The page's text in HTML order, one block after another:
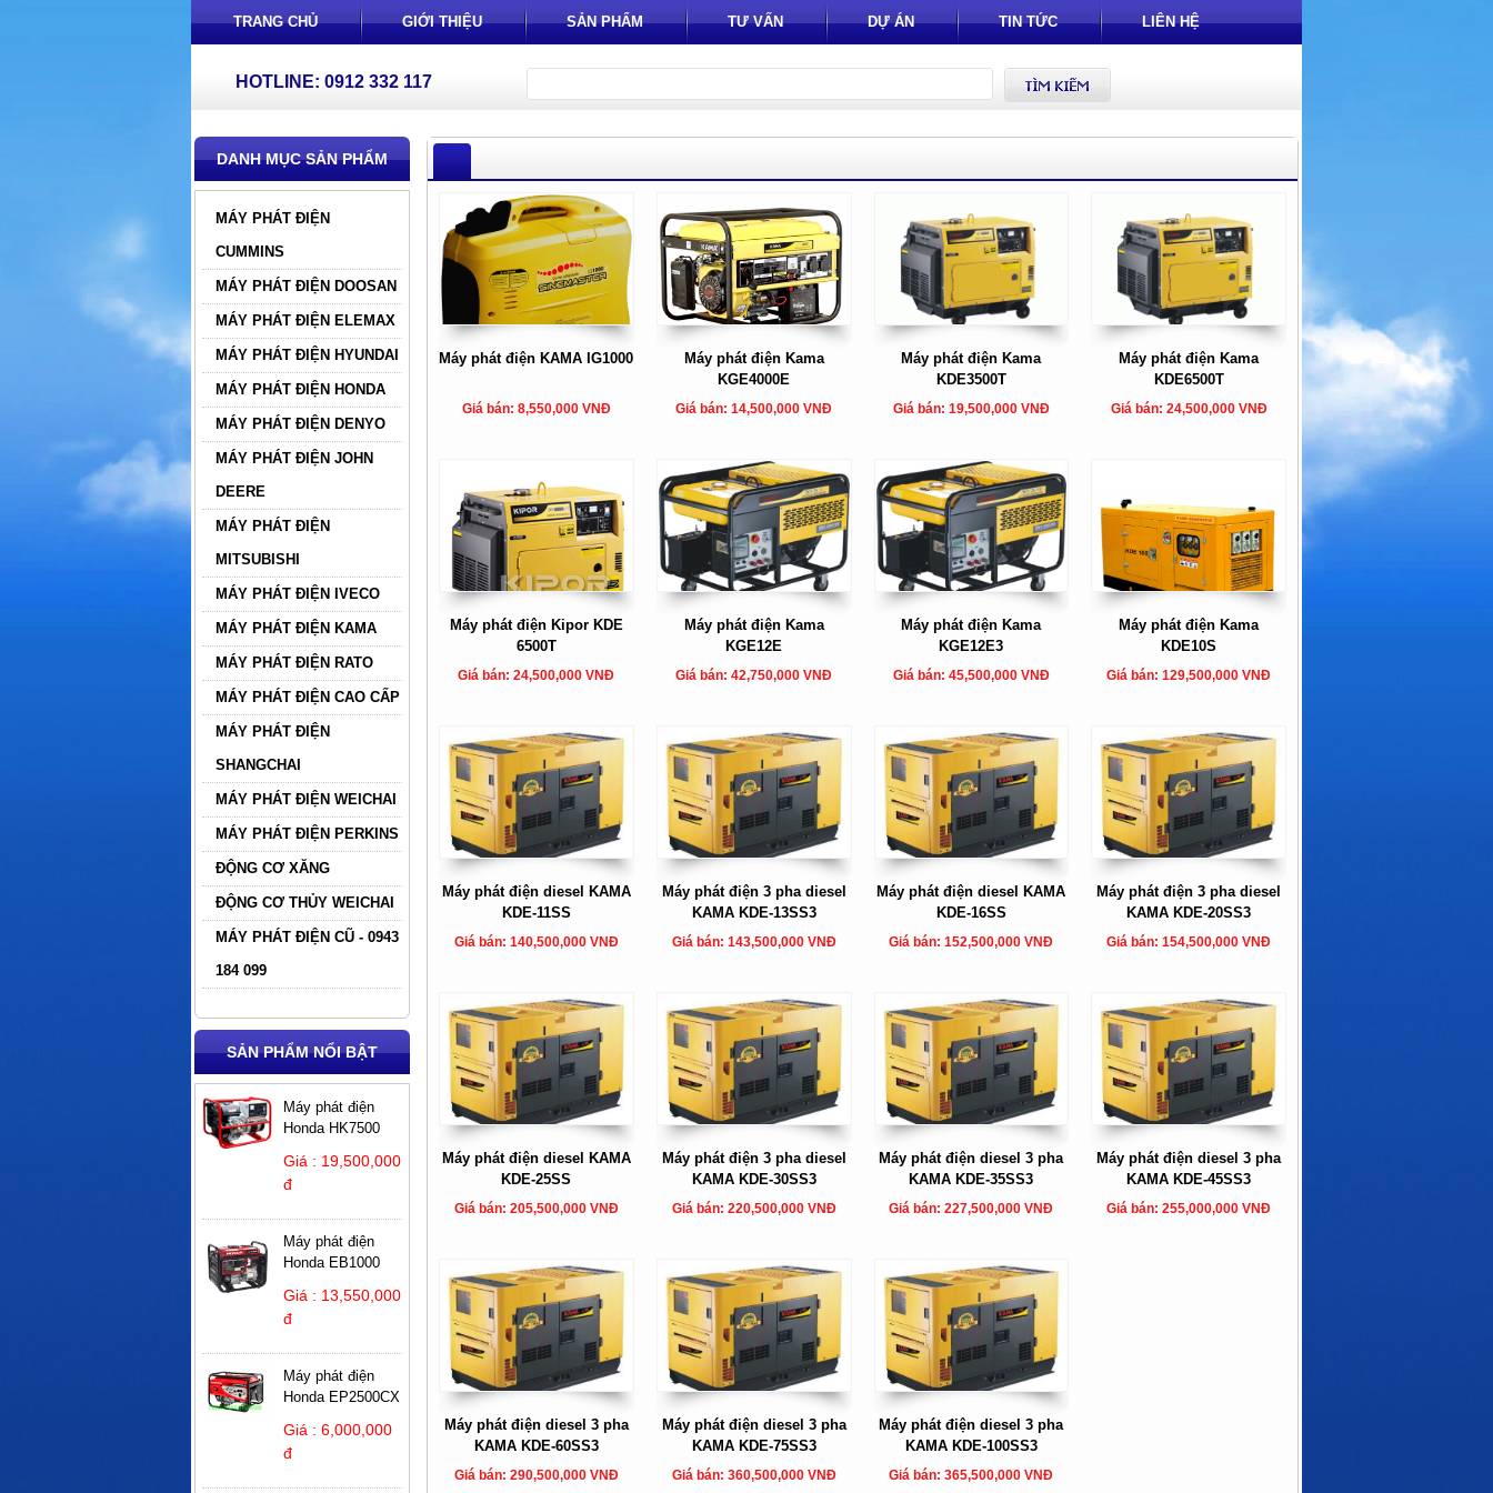
TRANG CHỦ GIỚI THIỆU SẢN PHẨM TƯ VẤN DỰ ÁN TIN TỨC LIÊN HỆ
HOTLINE: 0912 332 117
Máy phát điện KAMA IG1000
Giá bán: 8,550,000 VNĐ
Máy phát điện Kama
KGE4000E
Giá bán: 14,500,000 VNĐ
Máy phát điện Kama
KDE3500T
Giá bán: 19,500,000 VNĐ
Máy phát điện Kama
KDE6500T
Giá bán: 24,500,000 VNĐ
Máy phát điện Kipor KDE
6500T
Giá bán: 24,500,000 VNĐ
Máy phát điện Kama
KGE12E
Giá bán: 42,750,000 VNĐ
Máy phát điện Kama
KGE12E3
Giá bán: 45,500,000 VNĐ
Máy phát điện Kama
KDE10S
Giá bán: 129,500,000 VNĐ
Máy phát điện diesel KAMA
KDE-11SS
Giá bán: 140,500,000 VNĐ
Máy phát điện 3 pha diesel
KAMA KDE-13SS3
Giá bán: 143,500,000 VNĐ
Máy phát điện diesel KAMA
KDE-16SS
Giá bán: 152,500,000 VNĐ
Máy phát điện 3 pha diesel
KAMA KDE-20SS3
Giá bán: 154,500,000 VNĐ
Máy phát điện diesel KAMA
KDE-25SS
Giá bán: 205,500,000 VNĐ
Máy phát điện 3 pha diesel
KAMA KDE-30SS3
Giá bán: 220,500,000 VNĐ
Máy phát điện diesel 3 pha
KAMA KDE-35SS3
Giá bán: 227,500,000 VNĐ
Máy phát điện diesel 3 pha
KAMA KDE-45SS3
Giá bán: 255,000,000 VNĐ
Máy phát điện diesel 3 pha
KAMA KDE-60SS3
Giá bán: 290,500,000 VNĐ
Máy phát điện diesel 3 pha
KAMA KDE-75SS3
Giá bán: 360,500,000 VNĐ
Máy phát điện diesel 3 pha
KAMA KDE-100SS3
Giá bán: 365,500,000 VNĐ
DANH MỤC SẢN PHẨM
MÁY PHÁT ĐIỆN
CUMMINS
MÁY PHÁT ĐIỆN DOOSAN
MÁY PHÁT ĐIỆN ELEMAX
MÁY PHÁT ĐIỆN HYUNDAI
MÁY PHÁT ĐIỆN HONDA
MÁY PHÁT ĐIỆN DENYO
MÁY PHÁT ĐIỆN JOHN
DEERE
MÁY PHÁT ĐIỆN
MITSUBISHI
MÁY PHÁT ĐIỆN IVECO
MÁY PHÁT ĐIỆN KAMA
MÁY PHÁT ĐIỆN RATO
MÁY PHÁT ĐIỆN CAO CẤP
MÁY PHÁT ĐIỆN
SHANGCHAI
MÁY PHÁT ĐIỆN WEICHAI
MÁY PHÁT ĐIỆN PERKINS
ĐỘNG CƠ XĂNG
ĐỘNG CƠ THỦY WEICHAI
MÁY PHÁT ĐIỆN CŨ - 0943
184 099
SẢN PHẨM NỔI BẬT
Máy phát điện
Honda HK7500
Giá : 19,500,000
đ
Máy phát điện
Honda EB1000
Giá : 13,550,000
đ
Máy phát điện
Honda EP2500CX
Giá : 6,000,000
đ